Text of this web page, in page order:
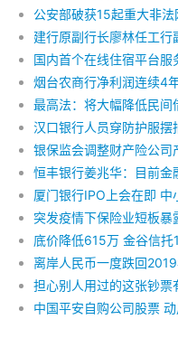
建行原副行长廖林任工行
国内首个在线住宿平台服
最高法：将大幅降低民间
银保监会调整财产险公司
恒丰银行姜兆华：目前金
底价降低615万 金谷信
中国平安自购公司股票